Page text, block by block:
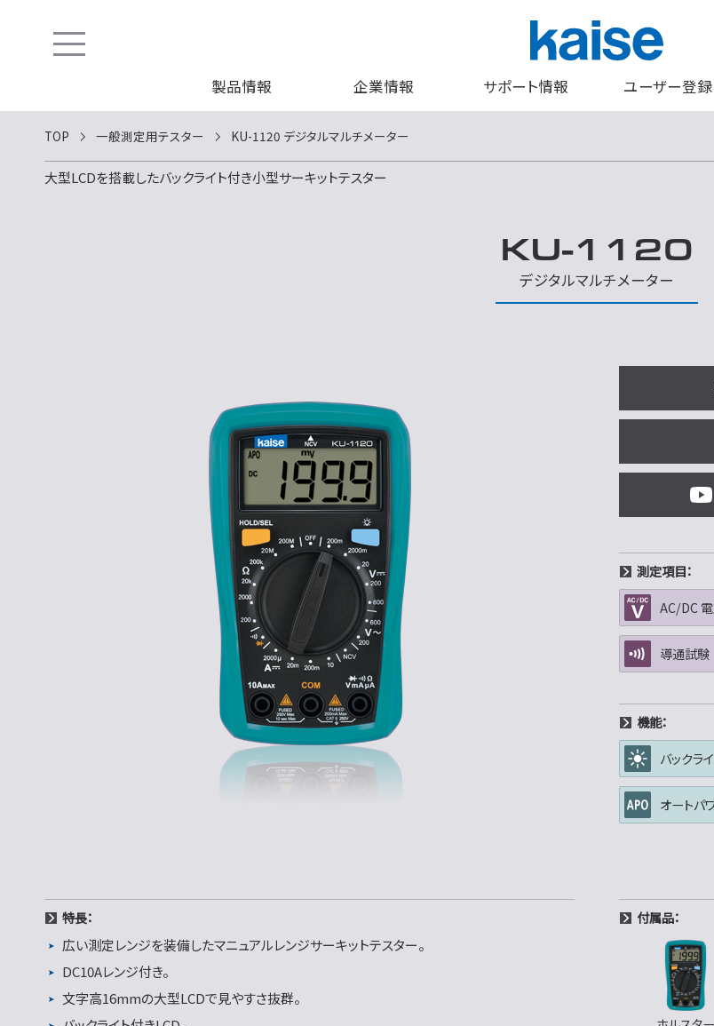
製品情報 企業情報 サポート情報 ユーザー登録
TOP 一般測定用テスター KU-1120 デジタルマルチメーター
大型LCDを搭載したバックライト付き小型サーキットテスター
KU-1120
デジタルマルチメーター
測定項目：
AC/DC
導通試験
機能：
バックラ
オートパ
特長：
広い測定レンジを装備したマニュアルレンジサーキットテスター。
DC10Aレンジ付き。
文字高16mmの大型LCDで見やすさ抜群。
付属品：